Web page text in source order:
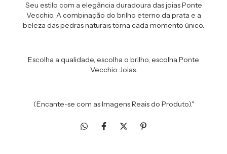
Seu estilo com a elegância duradoura das joias Ponte
Vecchio. A combinação do brilho eterno da prata e a
beleza das pedras naturais torna cada momento único.
Escolha a qualidade, escolha o brilho, escolha Ponte
Vecchio Joias.
(Encante-se com as Imagens Reais do Produto)."